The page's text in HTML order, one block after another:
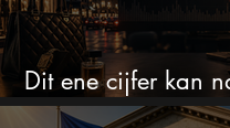
Dit ene cijfer kan
van 50% alles